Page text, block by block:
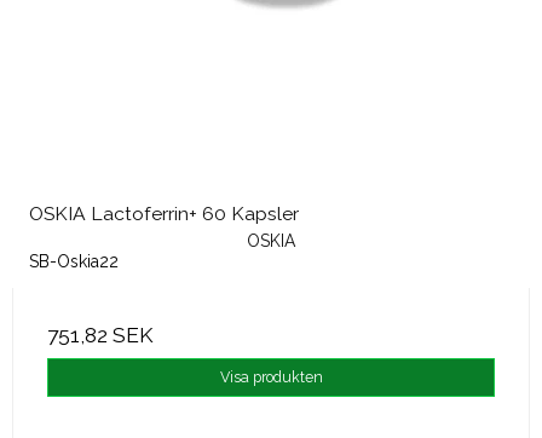
OSKIA Lactoferrin+ 60 Kapsler
OSKIA
SB-Oskia22
751,82 SEK
Visa produkten